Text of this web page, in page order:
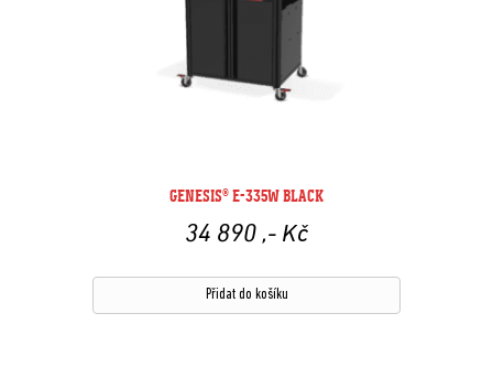
GENESIS® E-335W BLACK
34 890 ,- Kč
Přidat do košíku